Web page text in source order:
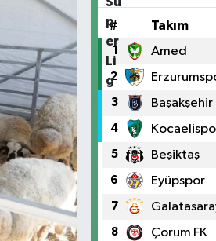
# Takım
1 Amed
2
3 Başakşehir
4
5 Beşiktaş
6 Eyüpspor
7
8 Çorum FK